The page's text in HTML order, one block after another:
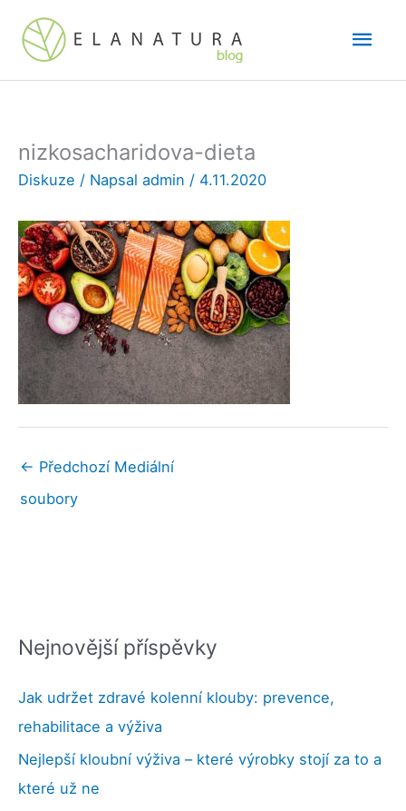
Přeskočit
obsah
nizkosacharidova-dieta
Diskuze / Napsal admin / 4.11.2020
← Předchozí Mediální
soubory
Nejnovější příspěvky
Jak udržet zdravé kolenní klouby: prevence,
rehabilitace a výživa
Nejlepší kloubní výživa – které výrobky stojí za to a
které už ne